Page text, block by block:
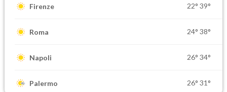
Firenze 22° 39°
Roma 24° 38°
Napoli 26° 34°
Palermo 26° 31°